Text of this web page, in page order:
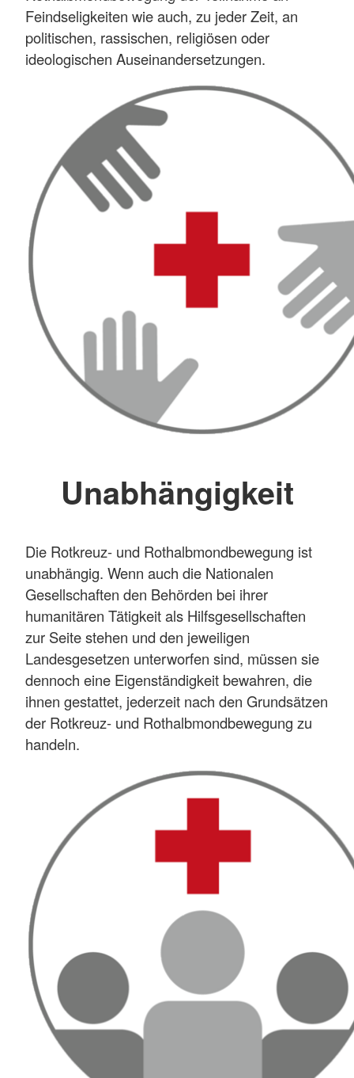
Feindseligkeiten wie auch, zu jeder Zeit, an
politischen, rassischen, religiösen oder
ideologischen Auseinandersetzungen.
Unabhängigkeit
Die Rotkreuz- und Rothalbmondbewegung ist
unabhängig. Wenn auch die Nationalen
Gesellschaften den Behörden bei ihrer
humanitären Tätigkeit als Hilfsgesellschaften
zur Seite stehen und den jeweiligen
Landesgesetzen unterworfen sind, müssen sie
dennoch eine Eigenständigkeit bewahren, die
ihnen gestattet, jederzeit nach den Grundsätzen
der Rotkreuz- und Rothalbmondbewegung zu
handeln.